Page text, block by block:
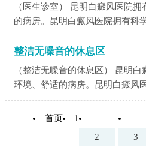
（医生诊室） 昆明白癜风医院
的病房。昆明白癜风医院拥有科
整洁无噪音的休息区
（整洁无噪音的休息区） 昆明
环境、舒适的病房。昆明白癜风
首页
1
2
3